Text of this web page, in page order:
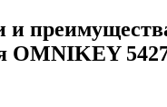
и
OMNIKEY